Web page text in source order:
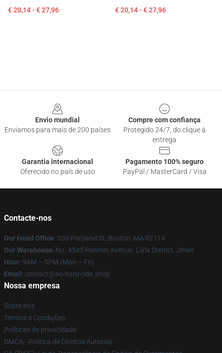
€ 20,14 - € 27,96 € 20,14 - € 27,96
Envio mundial
Enviamos para mais de 200 países
Compre com confiança
Protegido 24/7, do clique à
entrega
Garantia internacional
Oferecido no país de uso
Pagamento 100% seguro
PayPal / MasterCard / Visa
Contacte-nos
Our Head Office: 200 Portland St, Boston, MA 02114
Our Warehouse: No. 4545 Renmin Avenue, Lixia District, Jinan
Hour: 9AM – 5PM (Mon – Fri)
Email : contact@ao-haru-ride.shop
Nossa empresa
Sobre nós
Termos e Condições
Políticas de privacidade
DMCA - Política de Direitos Autorais